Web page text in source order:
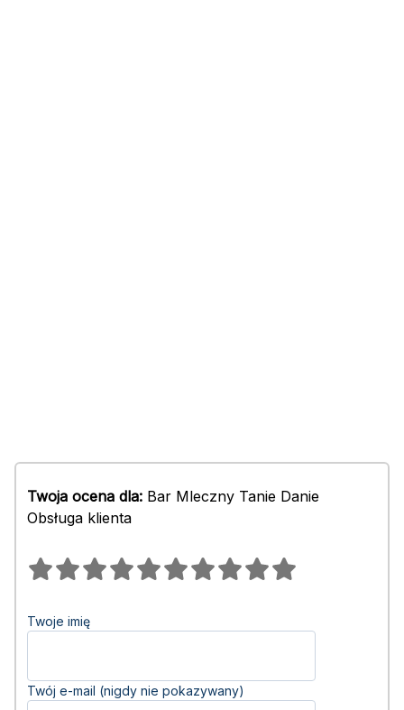
Twoja ocena dla: Bar Mleczny Tanie Danie
Obsługa klienta
Twoje imię
Twój e-mail (nigdy nie pokazywany)